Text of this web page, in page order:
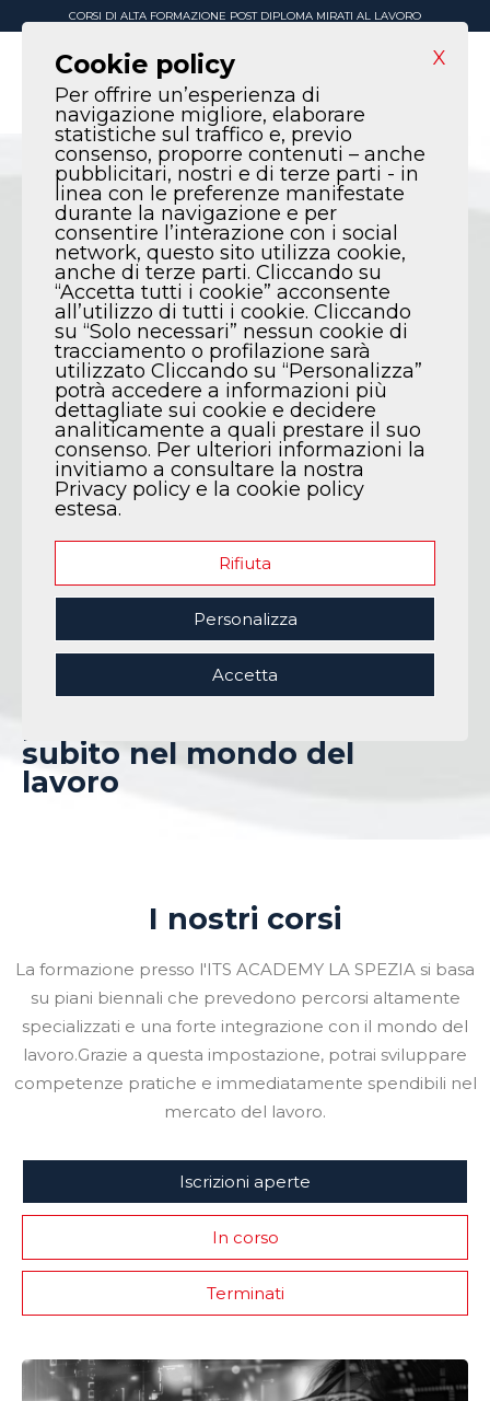
CORSI DI ALTA FORMAZIONE POST DIPLOMA MIRATI AL LAVORO
Accendi il tuo futuro.
Iscriviti ai corsi ITS La
Spezia, alta formazione
subito nel mondo del
lavoro
I nostri corsi
La formazione presso l'ITS ACADEMY LA SPEZIA si basa
su piani biennali che prevedono percorsi altamente
specializzati e una forte integrazione con il mondo del
lavoro.Grazie a questa impostazione, potrai sviluppare
competenze pratiche e immediatamente spendibili nel
mercato del lavoro.
Iscrizioni aperte
In corso
Terminati
X
Cookie policy
Per offrire un’esperienza di
navigazione migliore, elaborare
statistiche sul traffico e, previo
consenso, proporre contenuti – anche
pubblicitari, nostri e di terze parti - in
linea con le preferenze manifestate
durante la navigazione e per
consentire l’interazione con i social
network, questo sito utilizza cookie,
anche di terze parti. Cliccando su
“Accetta tutti i cookie” acconsente
all’utilizzo di tutti i cookie. Cliccando
su “Solo necessari” nessun cookie di
tracciamento o profilazione sarà
utilizzato Cliccando su “Personalizza”
potrà accedere a informazioni più
dettagliate sui cookie e decidere
analiticamente a quali prestare il suo
consenso. Per ulteriori informazioni la
invitiamo a consultare la nostra
Privacy policy e la cookie policy
estesa.
Rifiuta
Personalizza
Accetta